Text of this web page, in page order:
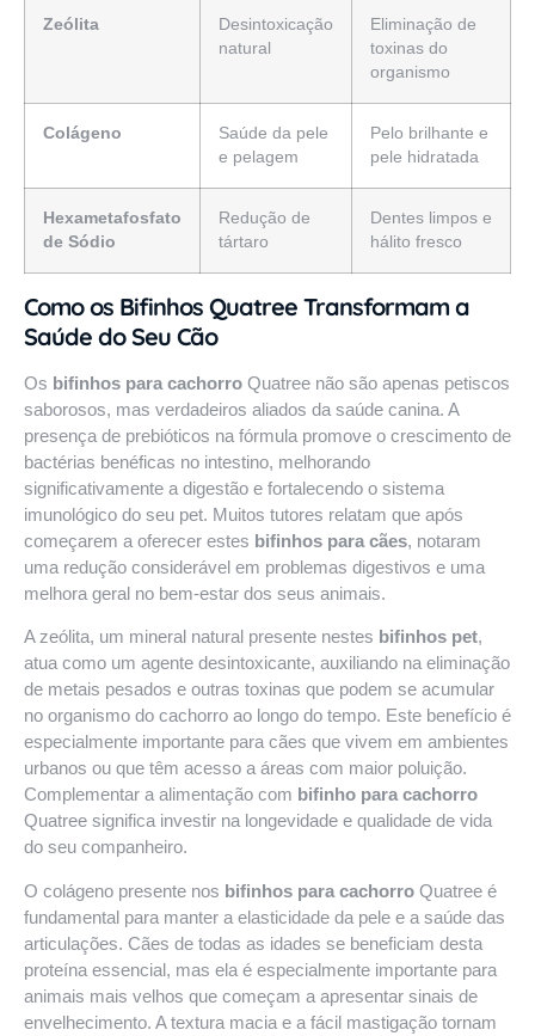
Zeólita
Desintoxicação
natural
Eliminação de
toxinas do
organismo
Colágeno
Saúde da pele
e pelagem
Pelo brilhante e
pele hidratada
Hexametafosfato
de Sódio
Redução de
tártaro
Dentes limpos e
hálito fresco
Como os Bifinhos Quatree Transformam a
Saúde do Seu Cão
Os bifinhos para cachorro Quatree não são apenas petiscos
saborosos, mas verdadeiros aliados da saúde canina. A
presença de prebióticos na fórmula promove o crescimento de
bactérias benéficas no intestino, melhorando
significativamente a digestão e fortalecendo o sistema
imunológico do seu pet. Muitos tutores relatam que após
começarem a oferecer estes bifinhos para cães, notaram
uma redução considerável em problemas digestivos e uma
melhora geral no bem-estar dos seus animais.
A zeólita, um mineral natural presente nestes bifinhos pet,
atua como um agente desintoxicante, auxiliando na eliminação
de metais pesados e outras toxinas que podem se acumular
no organismo do cachorro ao longo do tempo. Este benefício é
especialmente importante para cães que vivem em ambientes
urbanos ou que têm acesso a áreas com maior poluição.
Complementar a alimentação com bifinho para cachorro
Quatree significa investir na longevidade e qualidade de vida
do seu companheiro.
O colágeno presente nos bifinhos para cachorro Quatree é
fundamental para manter a elasticidade da pele e a saúde das
articulações. Cães de todas as idades se beneficiam desta
proteína essencial, mas ela é especialmente importante para
animais mais velhos que começam a apresentar sinais de
envelhecimento. A textura macia e a fácil mastigação tornam